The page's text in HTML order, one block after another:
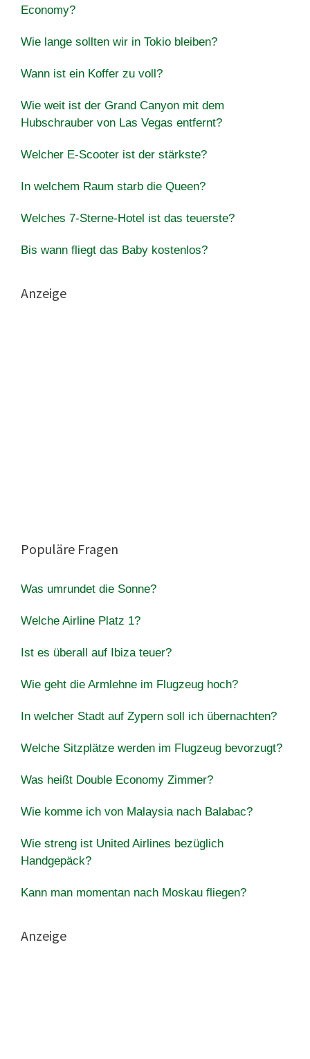
Economy?
Wie lange sollten wir in Tokio bleiben?
Wann ist ein Koffer zu voll?
Wie weit ist der Grand Canyon mit dem
Hubschrauber von Las Vegas entfernt?
Welcher E-Scooter ist der stärkste?
In welchem Raum starb die Queen?
Welches 7-Sterne-Hotel ist das teuerste?
Bis wann fliegt das Baby kostenlos?
Anzeige
Populäre Fragen
Was umrundet die Sonne?
Welche Airline Platz 1?
Ist es überall auf Ibiza teuer?
Wie geht die Armlehne im Flugzeug hoch?
In welcher Stadt auf Zypern soll ich übernachten?
Welche Sitzplätze werden im Flugzeug bevorzugt?
Was heißt Double Economy Zimmer?
Wie komme ich von Malaysia nach Balabac?
Wie streng ist United Airlines bezüglich
Handgepäck?
Kann man momentan nach Moskau fliegen?
Anzeige